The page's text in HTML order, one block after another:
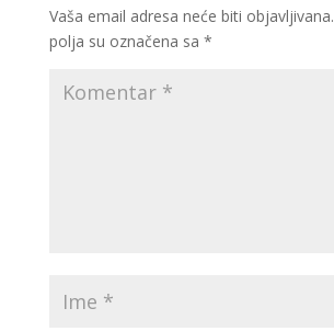
Vaša email adresa neće biti objavljivana.
polja su označena sa *